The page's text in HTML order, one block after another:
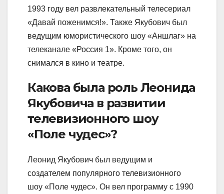
1993 году вел развлекательный телесериал
«Давай поженимся!». Также Якубович был
ведущим юмористического шоу «Аншлаг» на
телеканале «Россия 1». Кроме того, он
снимался в кино и театре.
Какова была роль Леонида
Якубовича в развитии
телевизионного шоу
«Поле чудес»?
Леонид Якубович был ведущим и
создателем популярного телевизионного
шоу «Поле чудес». Он вел программу с 1990